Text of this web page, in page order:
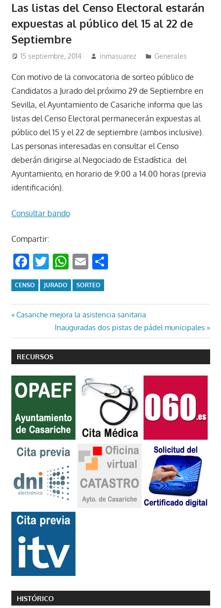
Las listas del Censo Electoral estarán
expuestas al público del 15 al 22 de
Septiembre
15 septiembre, 2014 inmasuarez Generales
Con motivo de la convocatoria de sorteo público de
Candidatos a Jurado del próximo 29 de Septiembre en
Sevilla, el Ayuntamiento de Casariche informa que las
listas del Censo Electoral permanecerán expuestas al
público del 15 y el 22 de septiembre (ambos inclusive).
Las personas interesadas en consultar el Censo
deberán dirigirse al Negociado de Estadística del
Ayuntamiento, en horario de 9:00 a 14.00 horas (previa
identificación).
Consultar bando
Compartir:
Facebook
Twitter
WhatsApp
EmailCompartir
CENSO JURADO SORTEO
Navegación
de
entradas
Entrada
Casariche mejora la asistencia sanitaria
Entrada
siguiente:
Inauguradas dos pistas de pádel municipales
RECURSOS
HISTÓRICO